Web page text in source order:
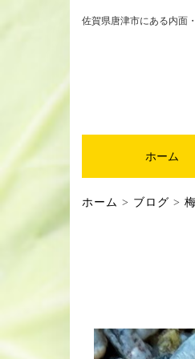
佐賀県唐津市にある内面
ホーム
ホーム > ブログ >